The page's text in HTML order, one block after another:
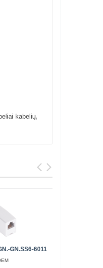
kabelių,
GN.SS6-6011